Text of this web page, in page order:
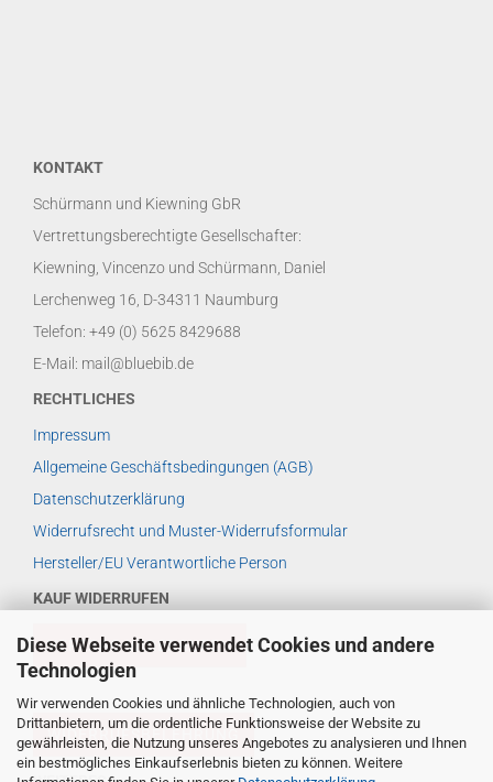
Diese Webseite verwendet Cookies und andere
Technologien
Wir verwenden Cookies und ähnliche Technologien, auch von
Drittanbietern, um die ordentliche Funktionsweise der Website zu
gewährleisten, die Nutzung unseres Angebotes zu analysieren und Ihnen
ein bestmögliches Einkaufserlebnis bieten zu können. Weitere
KONTAKT
Schürmann und Kiewning GbR
Vertrettungsberechtigte Gesellschafter:
Kiewning, Vincenzo und Schürmann, Daniel
Lerchenweg 16, D-34311 Naumburg
Telefon: +49 (0) 5625 8429688
E-Mail: mail@bluebib.de
RECHTLICHES
Impressum
Allgemeine Geschäftsbedingungen (AGB)
Datenschutzerklärung
Widerrufsrecht und Muster-Widerrufsformular
Hersteller/EU Verantwortliche Person
KAUF WIDERRUFEN
VERTRAG WIDERRUFEN
WIDERRUFSBELEHRUNG